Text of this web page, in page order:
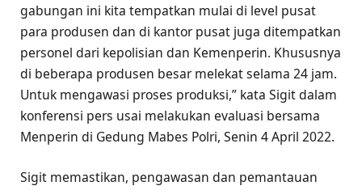
gabungan ini kita tempatkan mulai di level pusat
para produsen dan di kantor pusat juga ditempatkan
personel dari kepolisian dan Kemenperin. Khususnya
di beberapa produsen besar melekat selama 24 jam.
Untuk mengawasi proses produksi,” kata Sigit dalam
konferensi pers usai melakukan evaluasi bersama
Menperin di Gedung Mabes Polri, Senin 4 April 2022.
Sigit memastikan, pengawasan dan pemantauan